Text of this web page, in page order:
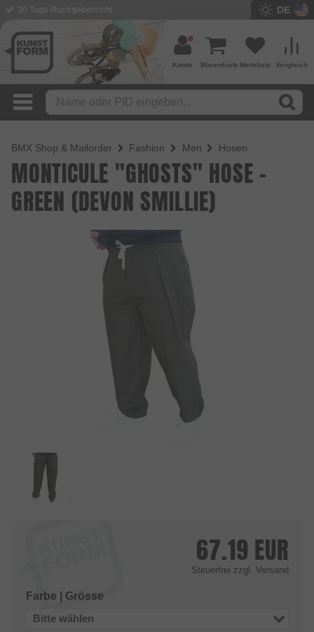
DE
Vergleich
Merkliste
Warenkorb
Konto
BMX Shop & Mailorder Fashion Men Hosen
MONTICULE "GHOSTS" HOSE -
GREEN (DEVON SMILLIE)
67.19 EUR
Steuerfrei zzgl. Versand
Farbe | Grösse
Bitte wählen